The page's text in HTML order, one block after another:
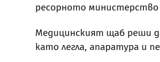
ресорното
Медицинският щаб реши
като легла, апаратура и